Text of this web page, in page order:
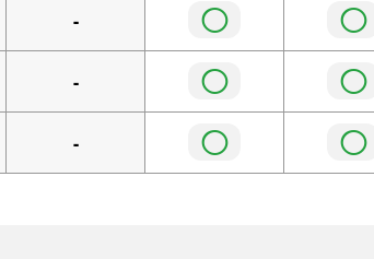
- ◯ ◯
- ◯ ◯
- ◯ ◯